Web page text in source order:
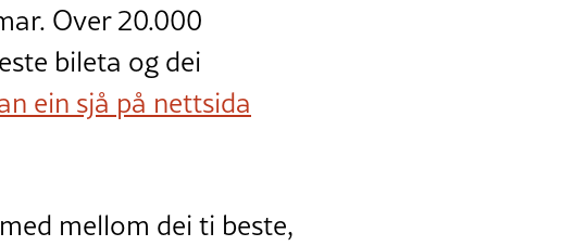
Over 20.000
bileta og dei
ein sjå på nettsida
mellom dei ti beste,